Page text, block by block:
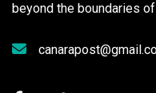
beyond the boundaries of